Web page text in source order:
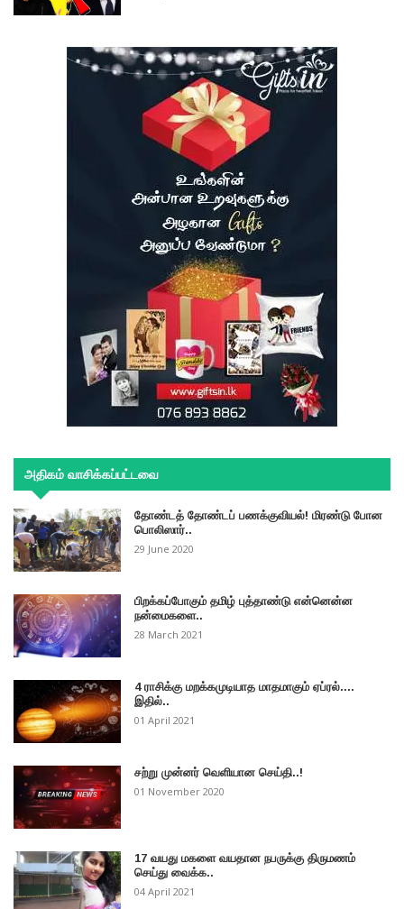
அதிகம் வாசிக்கப்பட்டவை
தோண்டத் தோண்டப் பணக்குவியல்! மிரண்டு போன
பொலிஸார்..
29 June 2020
பிறக்கப்போகும் தமிழ் புத்தாண்டு என்னென்ன
நன்மைகளை..
28 March 2021
4 ராசிக்கு மறக்கமுடியாத மாதமாகும் ஏப்ரல்....
இதில்..
01 April 2021
சற்று முன்னர் வெளியான செய்தி..!
01 November 2020
17 வயது மகளை வயதான நபருக்கு திருமணம்
செய்து வைக்க..
04 April 2021